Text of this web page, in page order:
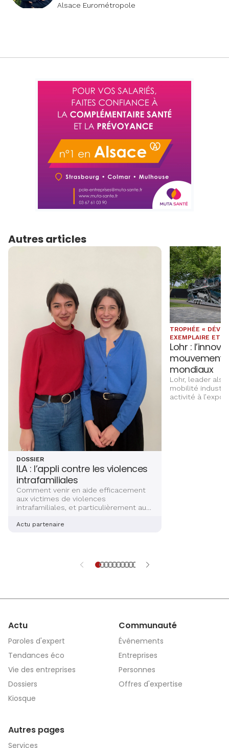
Alsace Eurométropole
Autres articles
DOSSIER
ILA : l’appli contre les violences
intrafamiliales
Comment venir en aide efficacement
aux victimes de violences
intrafamiliales, et particulièrement aux
alsaciennes sont en train de mettre la
Actu partenaire
TROPHÉE «
EXEMPLAIRE ET
Lohr :
mouvement
mondiaux
Lohr, leader
mobilité
activité à
Actu
Paroles d'expert
Tendances éco
Vie des entreprises
Dossiers
Kiosque
Communauté
Événements
Entreprises
Personnes
Offres d'expertise
Autres pages
Services